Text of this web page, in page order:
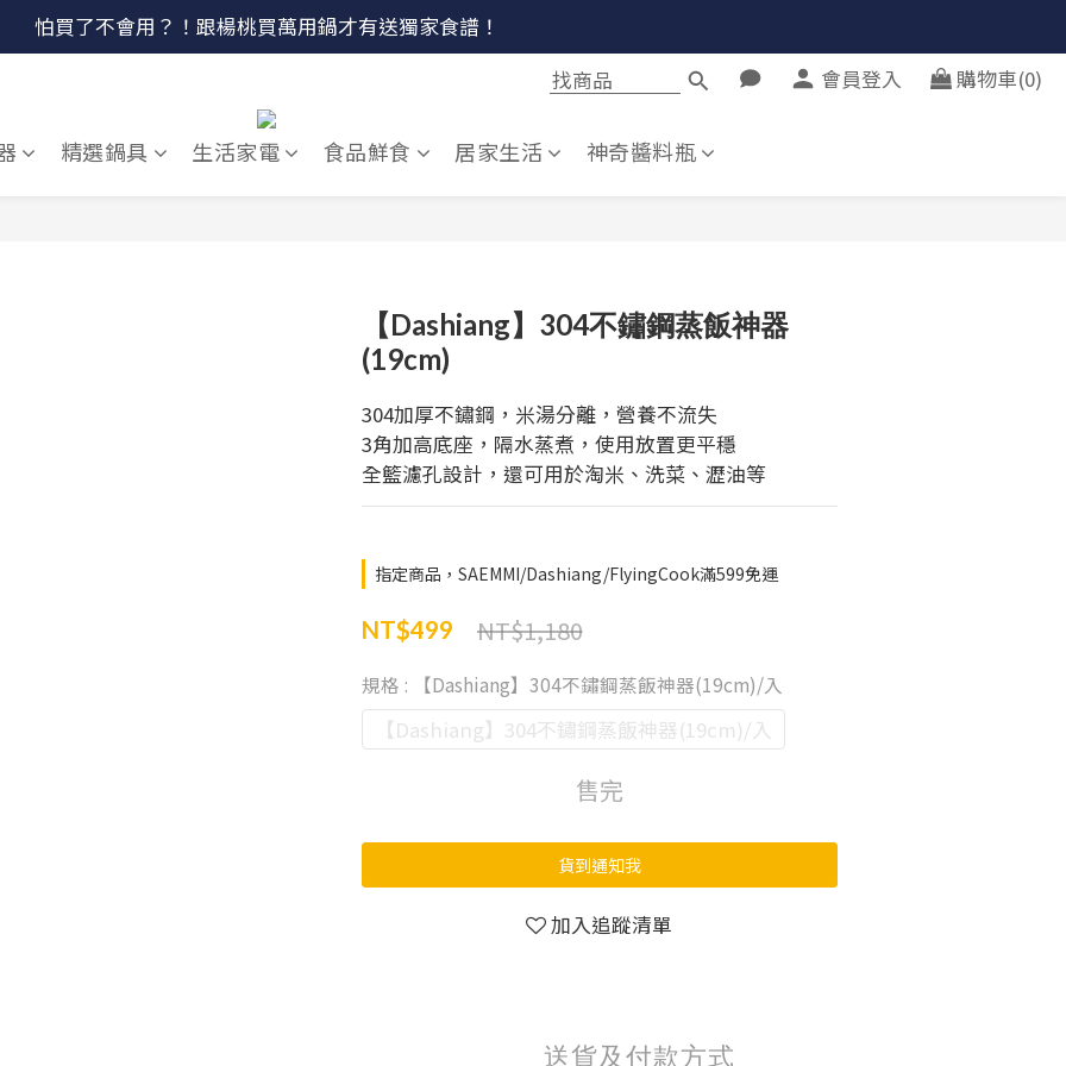
🔴最後100組↘$1780 (原$2180) HausChef 十合一全能鍋
怕買了不會用？！跟楊桃買萬用鍋才有送獨家食譜！
🔴最後100組↘$1780 (原$2180) HausChef 十合一全能鍋
會員登入 購物車(0)
精選鍋具 生活家電 食品鮮食 居家生活 神奇醬料瓶
【Dashiang】304不鏽鋼蒸飯神器
(19cm)
304加厚不鏽鋼，米湯分離，營養不流失
3角加高底座，隔水蒸煮，使用放置更平穩
全籃濾孔設計，還可用於淘米、洗菜、瀝油等
指定商品，SAEMMI/Dashiang/FlyingCook滿599免運
NT$1,180
NT$499
規格 : 【Dashiang】304不鏽鋼蒸飯神器(19cm)/入
【Dashiang】304不鏽鋼蒸飯神器(19cm)/入
售完
貨到通知我
加入追蹤清單
送貨及付款方式